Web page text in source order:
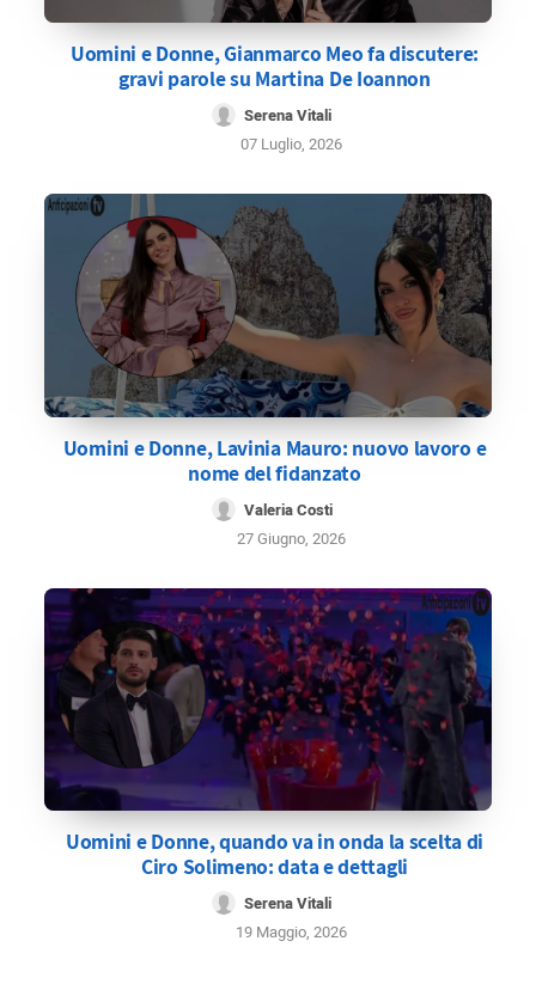
Uomini e Donne, Gianmarco Meo fa discutere:
gravi parole su Martina De Ioannon
Serena Vitali
07 Luglio, 2026
Uomini e Donne, Lavinia Mauro: nuovo lavoro e
nome del fidanzato
Valeria Costi
27 Giugno, 2026
Uomini e Donne, quando va in onda la scelta di
Ciro Solimeno: data e dettagli
Serena Vitali
19 Maggio, 2026